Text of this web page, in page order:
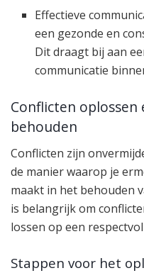
Effectieve
een gezonde en
Dit draagt bij aan
communicatie
Conflicten
behouden
Conflicten zijn
de manier waarop je
maakt in het behouden
is belangrijk om
lossen op een
Stappen voor het